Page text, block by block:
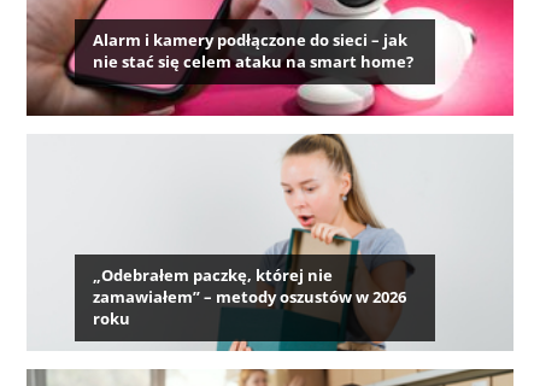
Alarm i kamery podłączone do sieci – jak
nie stać się celem ataku na smart home?
„Odebrałem paczkę, której nie
zamawiałem” – metody oszustów w 2026
roku